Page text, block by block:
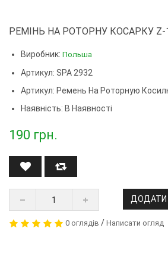
РЕМІНЬ НА РОТОРНУ КОСАРКУ Z-
Виробник: Польша
Артикул: SPA 2932
Артикул: Ремень На Роторную
Наявність: В Наявності
190 грн.
ДОДАТИ
0 оглядів / Написати огляд